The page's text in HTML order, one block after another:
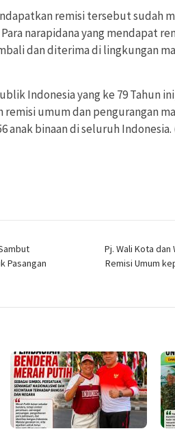
remisi tersebut sudah
narapidana yang mendapat
dan diterima di lingkungan
Indonesia yang ke 79 Tahun
umum dan pengurangan
anak binaan di seluruh Indonesia.
Pasangan
Pj. Wali Kota dan
Remisi Umum